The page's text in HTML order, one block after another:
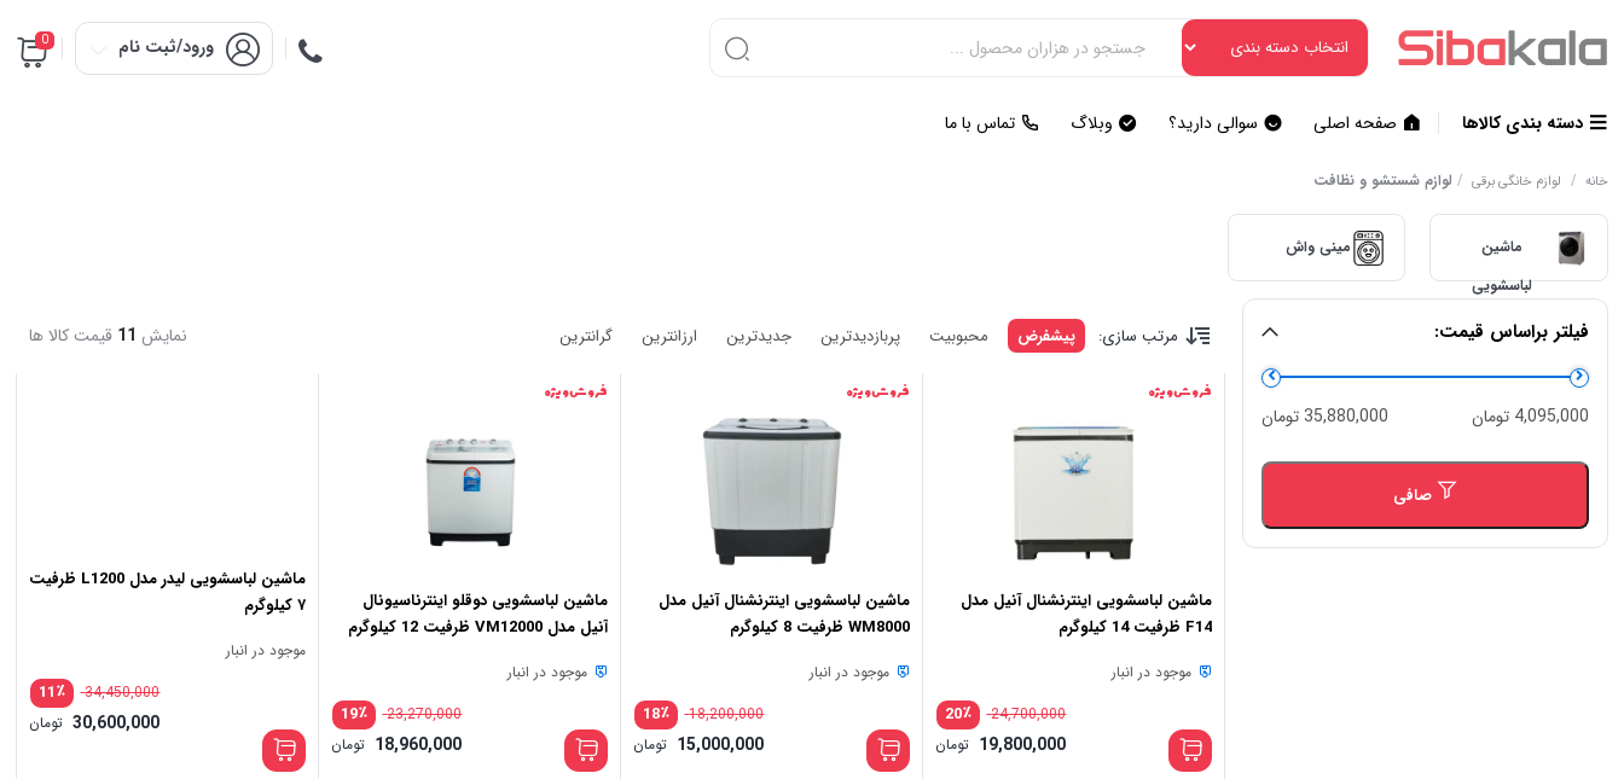
ورود/ثبت نام 0
دسته بندی کالاها صفحه اصلی سوالی دارید؟ وبلاگ تماس با ما
خانه / لوازم خانگی برقی / لوازم شستشو و نظافت
ماشین
لباسشویی
مینی واش
فیلتر براساس قیمت:
حداقل
قیمت
حداكثر
قيمت
صافی
4,095,000 تومان 35,880,000 تومان
مرتب سازی: پیشفرض محبوبیت پربازدیدترین جدیدترین ارزانترین گرانترین نمایش 11 قیمت کالا ها
فروش ویژه
ماشین لباسشویی اینترنشنال آنیل مدل
F14 ظرفیت 14 کیلوگرم
موجود در انبار
٪20 24,700,000
قیمت
اصلی: 19,800,000 تومان
قیمت
فروش ویژه
ماشین لباسشویی اینترنشنال آنیل مدل
WM8000 ظرفیت 8 کیلوگرم
موجود در انبار
٪18 18,200,000
قیمت
اصلی: 15,000,000 تومان
قیمت
فروش ویژه
ماشین لباسشویی دوقلو اینترناسیونال
آنیل مدل VM12000 ظرفیت 12 کیلوگرم
موجود در انبار
٪19 23,270,000
قیمت
اصلی: 18,960,000 تومان
قیمت
ماشین لباسشویی لیدر مدل L1200 ظرفیت
۷ کیلوگرم
موجود در انبار
٪11 34,450,000
30,600,000 تومان